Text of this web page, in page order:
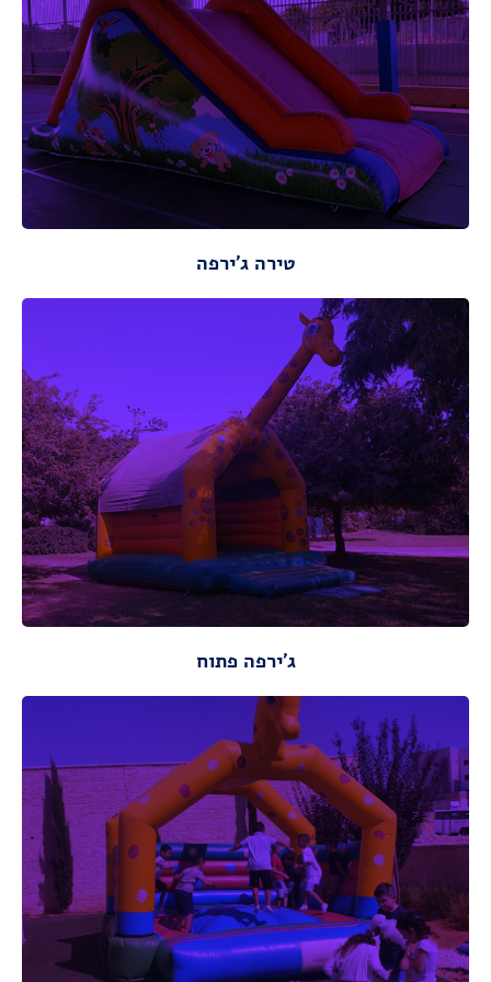
מידות ונתונים
מידות ונתונים
מידות : אורך : 6.00 מ ,רוחב: 3.00 מ,
מתאים לגילאי: 2-12
טירה ג'ירפה
מידות ונתונים
מידות :
ג'ירפה פתוח
מידות ונתונים
מידות : אורך : 6 ,רוחב: 6,